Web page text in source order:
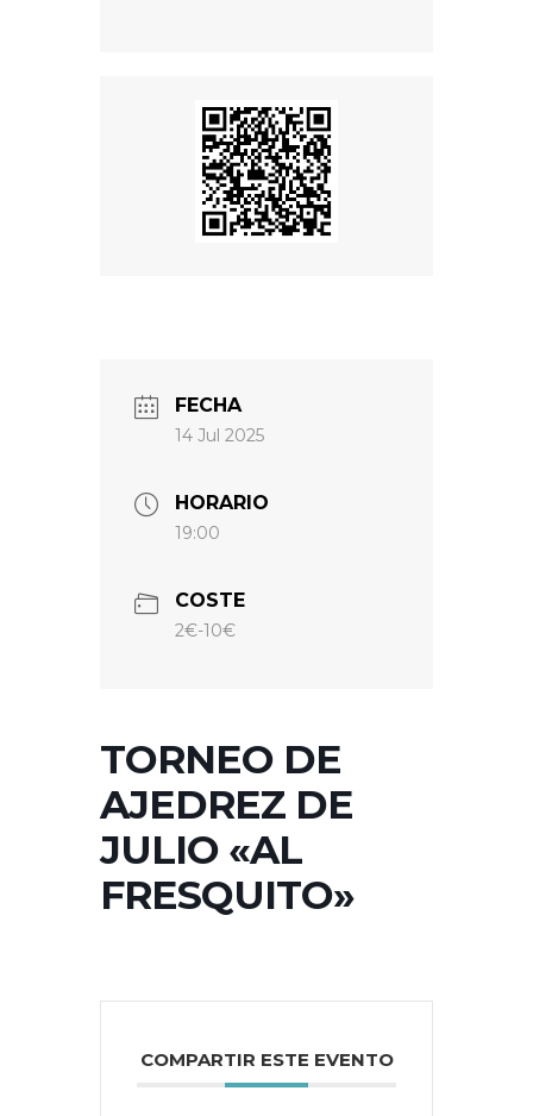
FECHA
14 Jul 2025
HORARIO
19:00
COSTE
2€-10€
TORNEO DE
AJEDREZ DE
JULIO «AL
FRESQUITO»
COMPARTIR ESTE EVENTO